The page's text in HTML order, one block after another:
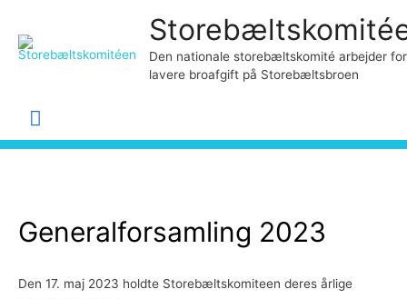
Den nationale storebæltskomité arbejder for
lavere broafgift på Storebæltsbroen
Hovedmenu
Generalforsamling 2023
Den 17. maj 2023 holdte Storebæltskomiteen deres årlige